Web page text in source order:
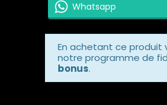
Whatsapp
En achetant ce produit
notre programme de
bonus.